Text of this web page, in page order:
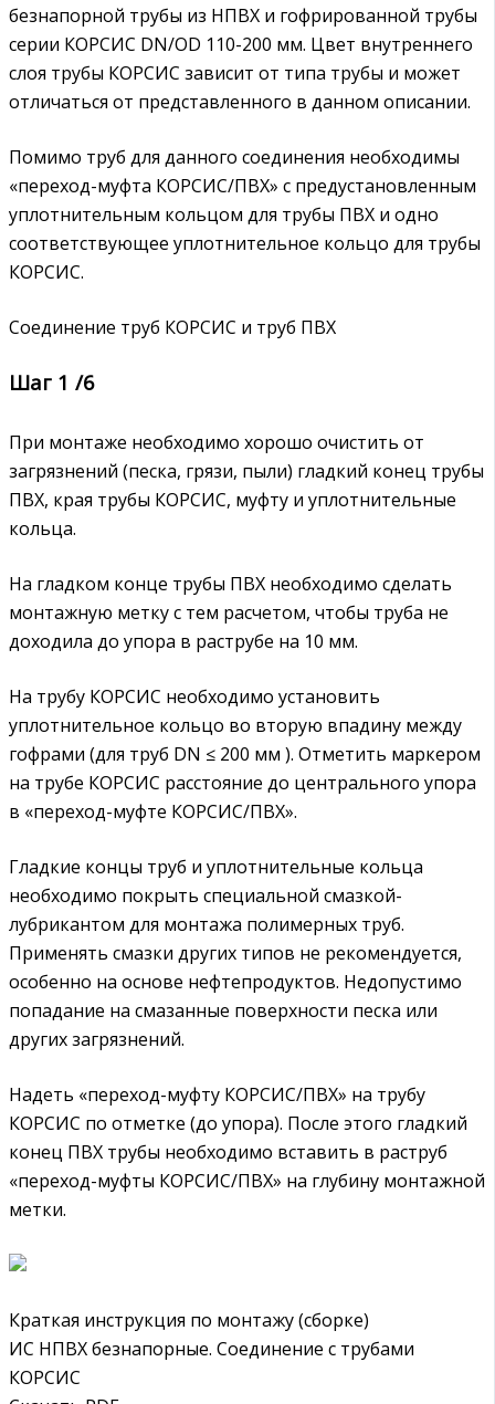
безнапорной трубы из НПВХ и гофрированной трубы
серии КОРСИС DN/OD 110-200 мм. Цвет внутреннего
слоя трубы КОРСИС зависит от типа трубы и может
отличаться от представленного в данном описании.
Помимо труб для данного соединения необходимы
«переход-муфта КОРСИС/ПВХ» с предустановленным
уплотнительным кольцом для трубы ПВХ и одно
соответствующее уплотнительное кольцо для трубы
КОРСИС.
Соединение труб КОРСИС и труб ПВХ
Шаг 1 /6
При монтаже необходимо хорошо очистить от
загрязнений (песка, грязи, пыли) гладкий конец трубы
ПВХ, края трубы КОРСИС, муфту и уплотнительные
кольца.
На гладком конце трубы ПВХ необходимо сделать
монтажную метку с тем расчетом, чтобы труба не
доходила до упора в раструбе на 10 мм.
На трубу КОРСИС необходимо установить
уплотнительное кольцо во вторую впадину между
гофрами (для труб DN ≤ 200 мм ). Отметить маркером
на трубе КОРСИС расстояние до центрального упора
в «переход-муфте КОРСИС/ПВХ».
Гладкие концы труб и уплотнительные кольца
необходимо покрыть специальной смазкой-
лубрикантом для монтажа полимерных труб.
Применять смазки других типов не рекомендуется,
особенно на основе нефтепродуктов. Недопустимо
попадание на смазанные поверхности песка или
других загрязнений.
Надеть «переход-муфту КОРСИС/ПВХ» на трубу
КОРСИС по отметке (до упора). После этого гладкий
конец ПВХ трубы необходимо вставить в раструб
«переход-муфты КОРСИС/ПВХ» на глубину монтажной
метки.
Краткая инструкция по монтажу (сборке)
ИС НПВХ безнапорные. Соединение с трубами
КОРСИС